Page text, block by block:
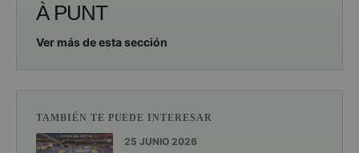
À PUNT
Ver más de esta sección
TAMBIÉN TE PUEDE INTERESAR
25 JUNIO 2026